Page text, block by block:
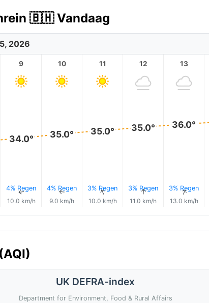
🇧🇭 Vandaag
2026
9
34.0°
4% Regen
↑
10.0 km/h
10
35.0°
4% Regen
↑
9.0 km/h
11
35.0°
3% Regen
↑
10.0 km/h
12
35.0°
3% Regen
↑
11.0 km/h
13
36.0°
3% Regen
↑
13.0 km/h
UK DEFRA-index
Department for Environment, Food & Rural Affairs